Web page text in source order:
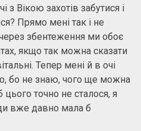
з Вікою захотів забутися і
Прямо мені так і не
збентеження ми обоє
якщо так можна сказати
Тепер мені й в очі
бо не знаю, чого ще можна
точно не сталося, я
вже давно мала б